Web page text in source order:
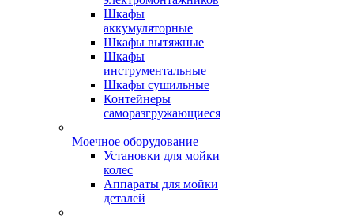
Шкафы
аккумуляторные
Шкафы вытяжные
Шкафы
инструментальные
Шкафы сушильные
Контейнеры
саморазгружающиеся
Моечное оборудование
Установки для мойки
колес
Аппараты для мойки
деталей